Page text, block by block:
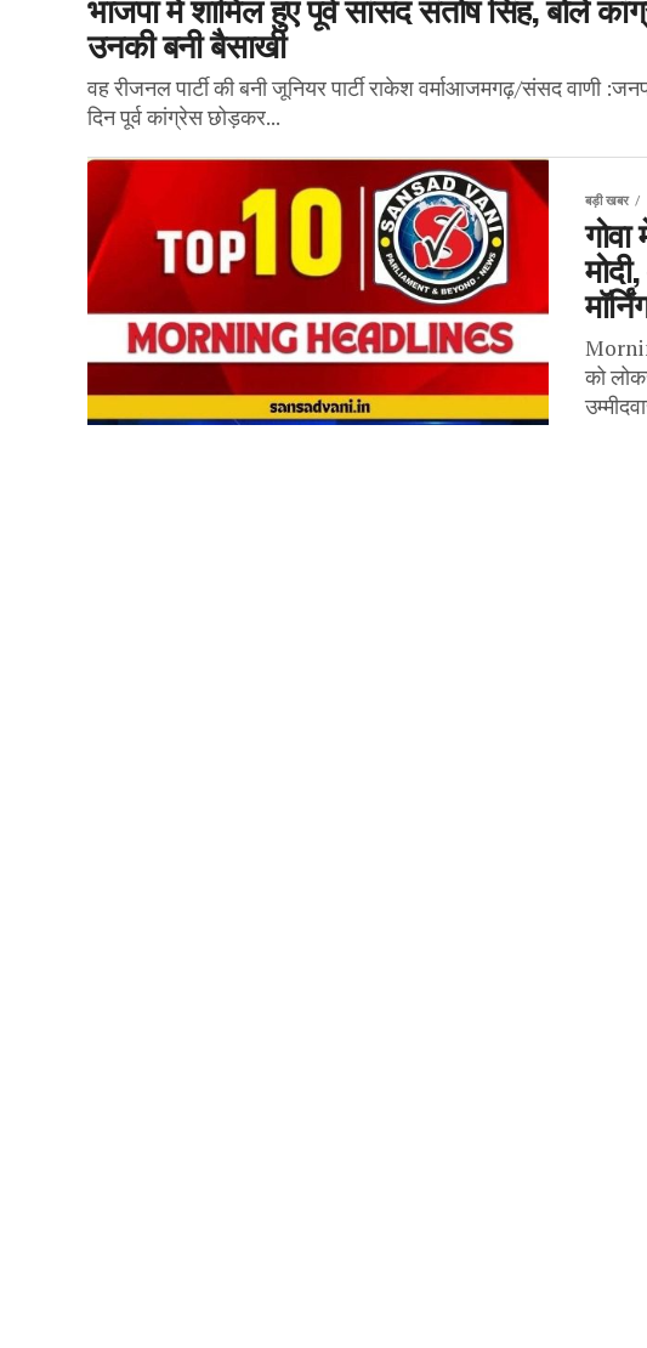
उनकी बनी बैसाखी
वह रीजनल पार्टी की बनी जूनियर पार्टी राकेश वर्माआजमगढ़/संसद वाणी
दिन पूर्व कांग्रेस छोड़कर...
बड़ी खबर
को